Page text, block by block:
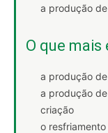
a produção
O que mais
a produção
a produção
criação
o